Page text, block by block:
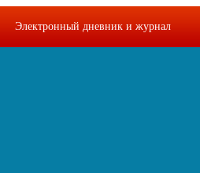
Электронный дневник и журнал